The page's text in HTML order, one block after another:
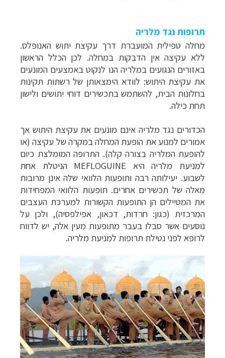
תרופות נגד מלריה
מחלה טפילית המועברת דרך עקיצת יתוש האנופלס.
ללא עקיצה אין הדבקות במחלה. לכן הכלל הראשון
באזורים הנגועים במלריה הנו לנקוט באמצעים המונעים
את עקיצת היתוש: לוודא הימצאותן של רשתות תקינות
בחלונות הבית, להשתמש בתכשירים דוחי יתושים ולישון
תחת כילה.
הכדורים נגד מלריה אינם מונעים את עקיצת היתוש אך
אמורים למנוע את הופעת המחלה במקרה של עקיצה (או
להופעת המלריה בצורה קלה). התרופה המומלצת כיום
למניעת מלריה היא MEFLOGUINE הניטלת אחת
לשבוע. יעילותה רבה ותופעות הלוואי שלה אינן מרובות
מאלה של תכשירים אחרים. תופעות הלוואי המפחידות
את המטיילים הן התופעות הקשורות למערכת העצבים
המרכזית (כגון: חרדות, דכאון, אפילפסיה), ולכן על
נוסעים אשר סבלו בעבר מתופעות מעין אלה, יש לדווח
לרופא לפני נטילת תרופות למניעת מלריה.